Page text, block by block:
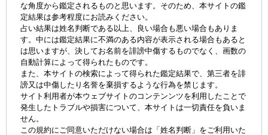
な角度から鑑定されるものと思います。そのため、本サイトの鑑
定結果は参考程度にお読みください。
占い結果は姓名判断である以上、良い場合も悪い場合もありま
す。中には鑑定結果に不満のある内容が表示される場合もあると
は思いますが、決してお名前を誹謗中傷するものでなく、画数の
自動計算によって得られたものです。
また、本サイトの検索によって得られた鑑定結果で、第三者を誹
謗又は中傷したり名誉を棄損するような行為を禁じます。
サイト利用者が本ウェブサイトのコンテンンツを利用したことで
発生したトラブルや損害について、本サイトは一切責任を負いま
せん。
この規約にご同意いただけない場合は「姓名判断」をご利用いた